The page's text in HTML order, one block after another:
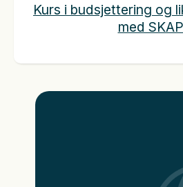
Kurs i budsjettering og
med